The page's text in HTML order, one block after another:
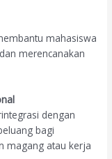
mahasiswa
merencanakan
dengan
bagi
magang atau kerja